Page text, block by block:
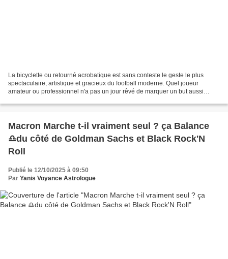
La bicyclette ou retourné acrobatique est sans conteste le geste le plus
spectaculaire, artistique et gracieux du football moderne. Quel joueur
amateur ou professionnel n'a pas un jour rêvé de marquer un but aussi
Macron Marche t-il vraiment seul ? ça Balance
♎du côté de Goldman Sachs et Black Rock'N
Roll
Publié le 12/10/2025 à 09:50
Par Yanis Voyance Astrologue